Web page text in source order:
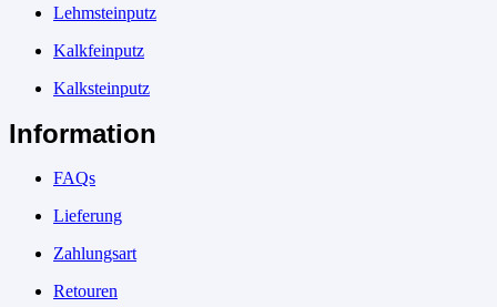
Lehmsteinputz
Kalkfeinputz
Kalksteinputz
Information
FAQs
Lieferung
Zahlungsart
Retouren